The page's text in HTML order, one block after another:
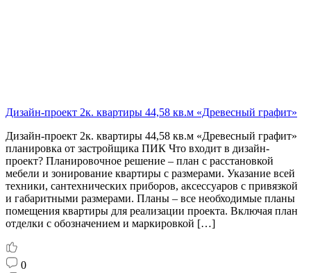
Дизайн-проект 2к. квартиры 44,58 кв.м «Древесный графит»
Дизайн-проект 2к. квартиры 44,58 кв.м «Древесный графит»
планировка от застройщика ПИК Что входит в дизайн-
проект? Планировочное решение – план с расстановкой
мебели и зонирование квартиры с размерами. Указание всей
техники, сантехнических приборов, аксессуаров с привязкой
и габаритными размерами. Планы – все необходимые планы
помещения квартиры для реализации проекта. Включая план
отделки с обозначением и маркировкой […]
0